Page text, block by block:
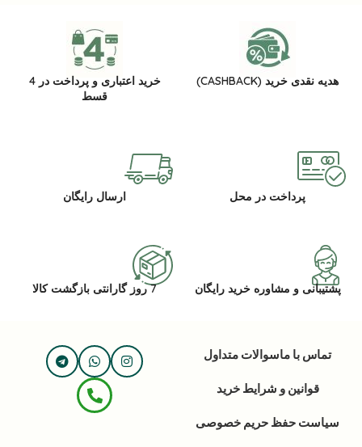
هدیه نقدی خرید (CASHBACK)
خرید اعتباری و پرداخت در 4
قسط
پرداخت در محل ارسال رایگان
پشتیبانی و مشاوره خرید رایگان 7 روز گارانتی بازگشت کالا
تماس با ماسوالات متداول
قوانین و شرایط خرید
سیاست حفظ حریم خصوصی